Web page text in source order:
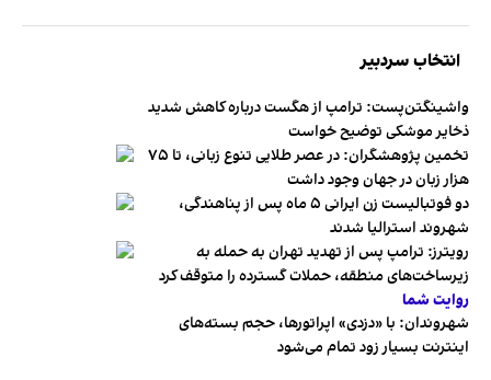
انتخاب سردبیر
واشینگتن‌پست: ترامپ از هگست درباره کاهش شدید
ذخایر موشکی توضیح خواست
تخمین پژوهشگران: در عصر طلایی تنوع زبانی، تا ۷۵
هزار زبان در جهان وجود داشت
دو فوتبالیست زن ایرانی ۵ ماه پس از پناهندگی،
شهروند استرالیا شدند
رویترز: ترامپ پس از تهدید تهران به حمله به
زیرساخت‌های منطقه، حملات گسترده را متوقف کرد
روایت شما
شهروندان:‌ با «دزدی» اپراتورها، حجم بسته‌های
اینترنت بسیار زود تمام می‌شود